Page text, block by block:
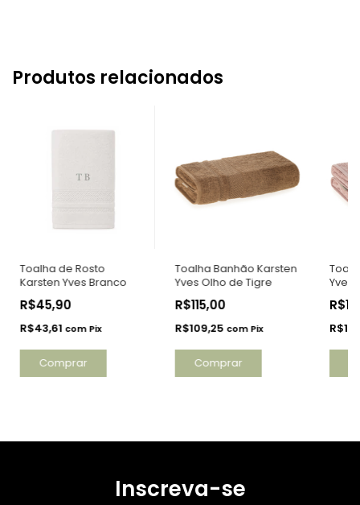
Produtos relacionados
Toalha de Rosto
Karsten Yves Branco
R$45,90
R$43,61 comPix
Toalha Banhão Karsten
Yves Olho de Tigre
R$115,00
R$109,25 com Pix
Comprar
Yves
Inscreva-se